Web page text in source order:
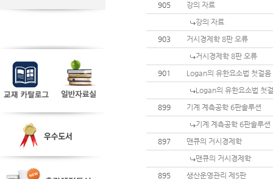
905
강의 자료
강의 자료
903
거시경제학 8판 오류
거시경제학 8판 오류
901
Logan의 유한요소법 첫걸
Logan의 유한요소법 첫
899
기계 계측공학 6판솔루션
기계 계측공학 6판솔루션
897
맨큐의 거시경제학
맨큐의 거시경제학
895
생산운영관리 제5판